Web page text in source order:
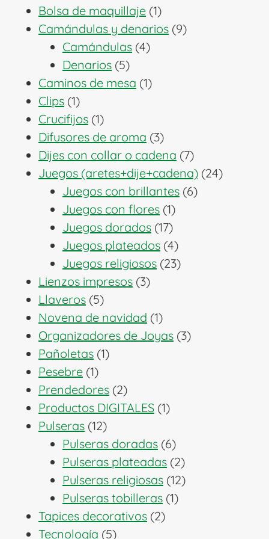
Bolsa de maquillaje 11
producto
Camándulas y denarios 99
Camándulas 44
Denarios 55
productos
Caminos de mesa 11
Clips 11
producto
Crucifijos 11
producto
Difusores de aroma 33
productos
Dijes con collar o cadena 77
productos
Juegos (aretes+dije+cadena) 2424
Juegos con brillantes 66
Juegos con flores 11
producto
Juegos dorados 1717
productos
Juegos plateados 44
productos
Juegos religiosos 2323
Lienzos impresos 33
Llaveros 55
productos
Novena de navidad 11
producto
Organizadores de Joyas 33
Pañoletas 11
Pesebre 11
producto
Prendedores 22
productos
Productos DIGITALES 11
Pulseras 1212
productos
Pulseras doradas 66
productos
Pulseras plateadas 22
productos
Pulseras religiosas 1212
Pulseras tobilleras 11
Tapices decorativos 22
Tecnología 55